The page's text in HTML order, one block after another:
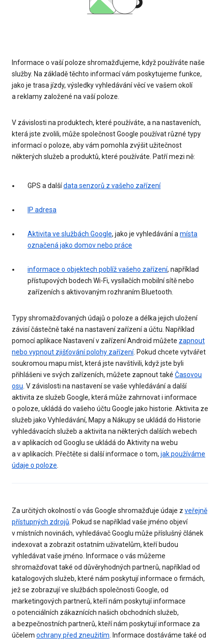
Informace o vaší poloze shromažďujeme, když používáte naše
služby. Na základě těchto informací vám poskytujeme funkce,
jako je trasa jízdy, výsledky vyhledávání věcí ve vašem okolí
a reklamy založené na vaší poloze.
V závislosti na produktech, které používáte, a na nastaveních,
která jste zvolili, může společnost Google používat různé typy
informací o poloze, aby vám pomohla zvýšit užitečnost
některých služeb a produktů, které používáte. Patří mezi ně:
GPS a dalšídata senzorů z vašeho zařízení
IP adresa
Aktivita ve službách Google, jako je vyhledávání a místa
označená jako domov nebo práce
informace o objektech poblíž vašeho zařízení, například
přístupových bodech Wi-Fi, vysílačích mobilní sítě nebo
zařízeních s aktivovaným rozhraním Bluetooth.
Typy shromažďovaných údajů o poloze a délka jejich uložení
závisí částečně také na nastavení zařízení a účtu. Například
pomocí aplikace Nastavení v zařízení Android můžete zapnout
nebo vypnout zjišťování polohy zařízení. Pokud chcete vytvářet
soukromou mapu míst, která jste navštívili, když jste byli
přihlášeni ve svých zařízeních, můžete zapnout také Časovou
osu . V závislosti na nastavení se vaše vyhledávání a další
aktivita ze služeb Google, která může zahrnovat i informace
o poloze, ukládá do vašeho účtu Google jako historie. Aktivita ze
služeb jako Vyhledávání, Mapy a Nákupy se ukládá do Historie
vyhledávacích služeb a aktivita na některých dalších webech
a v aplikacích od Googlu se ukládá do Aktivity na webu
a v aplikacích. Přečtěte si další informace o tom, jak používáme
údaje o poloze
Za určitých okolností o vás Google shromažďuje údaje z veřejně
přístupných zdrojů . Pokud se například vaše jméno objeví
v místních novinách, vyhledávač Googlu může příslušný článek
indexovat a zobrazit ostatním uživatelům, kteří budou
vyhledávat vaše jméno. Informace o vás můžeme
shromažďovat také od důvěryhodných partnerů, například od
katalogových služeb, které nám poskytují informace o firmách,
jež se zobrazují ve službách společnosti Google, od
marketingových partnerů, kteří nám poskytují informace
o potenciálních zákaznících našich obchodních služeb,
a bezpečnostních partnerů, kteří nám poskytují informace za
účelem ochrany před zneužitím . Informace dostáváme také od